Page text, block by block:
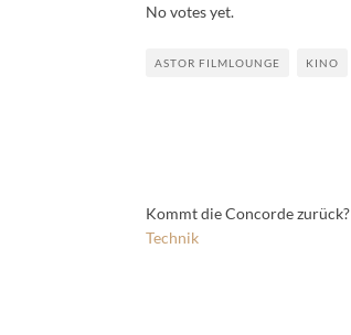
No votes yet.
ASTOR FILMLOUNGE KINO
Kommt die Concorde zurück?
Technik